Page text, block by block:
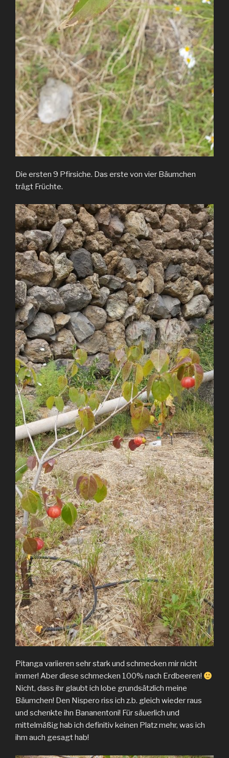
Die ersten 9 Pfirsiche. Das erste von vier Bäumchen
trägt Früchte.
Pitanga variieren sehr stark und schmecken mir nicht
immer! Aber diese schmecken 100% nach Erdbeeren!
Nicht, dass ihr glaubt ich lobe grundsätzlich meine
Bäumchen! Den Nispero riss ich z.b. gleich wieder raus
und schenkte ihn Bananentoni! Für säuerlich und
mittelmäßig hab ich definitiv keinen Platz mehr, was ich
ihm auch gesagt hab!